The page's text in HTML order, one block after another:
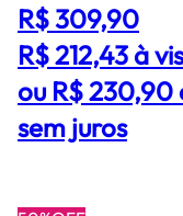
R$ 309,90
R$ 212,43à
ou R$ 230,90
sem juros